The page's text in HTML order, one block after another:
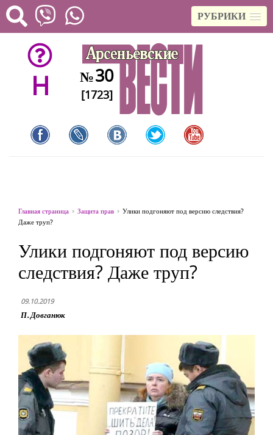
РУБРИКИ
H №30
[1723]
Главная страница Защита прав
Улики подгоняют под версию следствия?
Даже труп?
Улики подгоняют под версию
следствия? Даже труп?
09.10.2019
П. Довганюк